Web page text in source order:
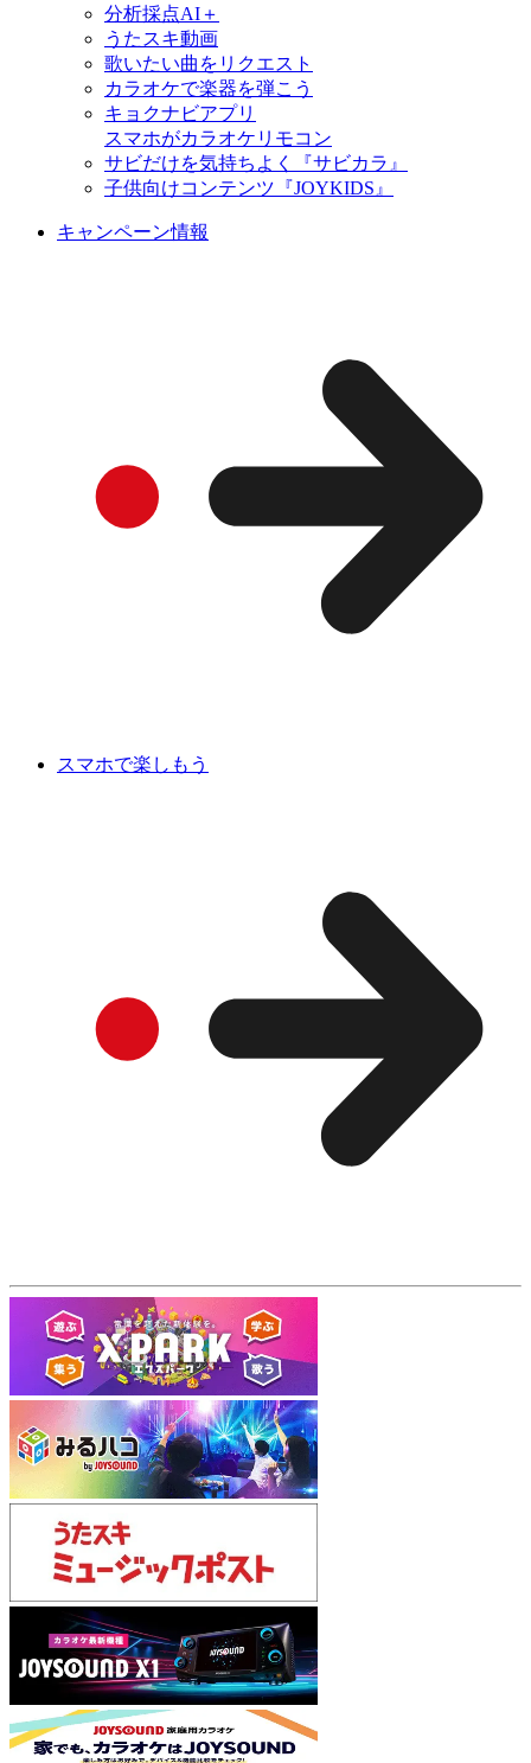
分析採点AI＋
うたスキ動画
歌いたい曲をリクエスト
カラオケで楽器を弾こう
キョクナビアプリ
スマホがカラオケリモコン
サビだけを気持ちよく『サビカラ』
子供向けコンテンツ『JOYKIDS』
キャンペーン情報
スマホで楽しもう